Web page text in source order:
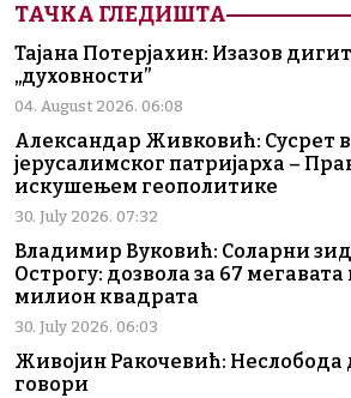
ТАЧКА ГЛЕДИШТА
Тајана Потерјахин: Изазов
„духовности”
04. August 2026. 06:08
Александар Живковић: Сусрет
јерусалимског патријарха –
искушењем геополитике
30. July 2026. 07:32
Владимир Вуковић: Соларни зид
Острогу: дозвола за 67
милион квадрата
30. July 2026. 06:03
Живојин Ракочевић: Неслобода
говори